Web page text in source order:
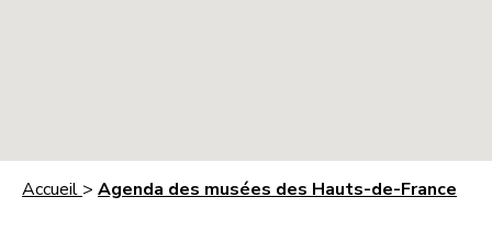
Accueil > Agenda des musées des Hauts-de-France